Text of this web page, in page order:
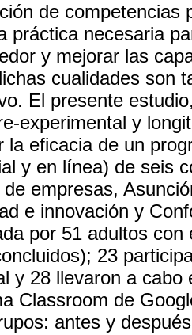
de competencias
práctica necesaria
y mejorar las
cualidades son
El presente
experimental y
la eficacia de un
y en línea) de seis
de empresas,
e innovación y
por 51 adultos
23
y 28 llevaron a
Classroom de
antes y